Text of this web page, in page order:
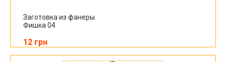
Заготовка из фанеры
Фишка 04
12 грн